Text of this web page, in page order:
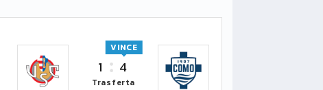
1 4
VINCE
Trasferta